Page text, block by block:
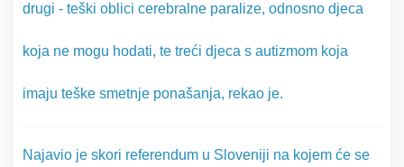
drugi - teški oblici cerebralne paralize, odnosno djeca
koja ne mogu hodati, te treći djeca s autizmom koja
imaju teške smetnje ponašanja, rekao je.
Najavio je skori referendum u Sloveniji na kojem će se